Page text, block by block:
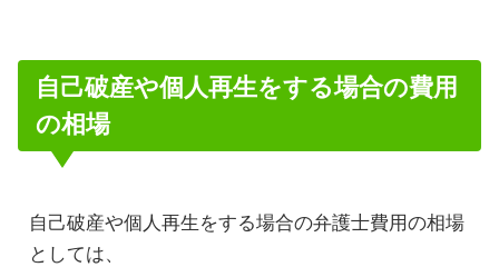
自己破産や個人再生をする場合の費用
の相場
自己破産や個人再生をする場合の弁護士費用の相場
としては、